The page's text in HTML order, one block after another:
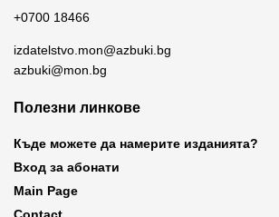
+0700 18466
izdatelstvo.mon@azbuki.bg
azbuki@mon.bg
Полезни линкове
Къде можете да намерите изданията?
Вход за абонати
Main Page
Contact